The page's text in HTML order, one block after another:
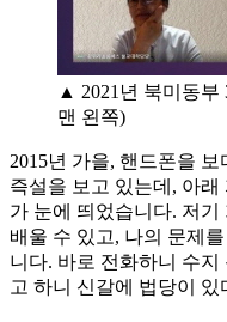
▲ 2021년 북미동부
맨 왼쪽)
2015년 가을, 핸드폰을
즉설을 보고 있는데, 아
가 눈에 띄었습니다. 저
배울 수 있고, 나의 문제
니다. 바로 전화하니 수
고 하니 신갈에 법당이